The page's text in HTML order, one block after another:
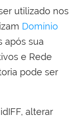
utilizado nos
Domínio
após sua
e Rede
pode ser
alterar